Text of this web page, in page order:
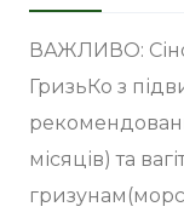
ВАЖЛИВО:
ГризьКо з
місяців) та